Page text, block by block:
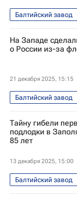
Балтийский завод
Морская держава
Адмиралтейские
Объединенная
На Западе
о России из-за
21 декабря 2025, 15:15
Балтийский завод
Россия
Тайну гибели
подлодки в
85 лет
13 декабря 2025, 15:00
Балтийский завод
Карское море